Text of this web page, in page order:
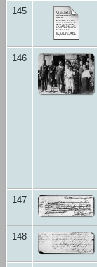
145
146
147
148